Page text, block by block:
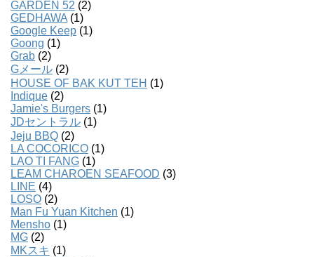
GARDEN 52 (2)
GEDHAWA (1)
Google Keep (1)
Goong (1)
Grab (2)
Gメール (2)
HOUSE OF BAK KUT TEH (1)
Indique (2)
Jamie's Burgers (1)
JDセントラル (1)
Jeju BBQ (2)
LA COCORICO (1)
LAO TI FANG (1)
LEAM CHAROEN SEAFOOD (3)
LINE (4)
LOSO (2)
Man Fu Yuan Kitchen (1)
Mensho (1)
MG (2)
MKスキ (1)